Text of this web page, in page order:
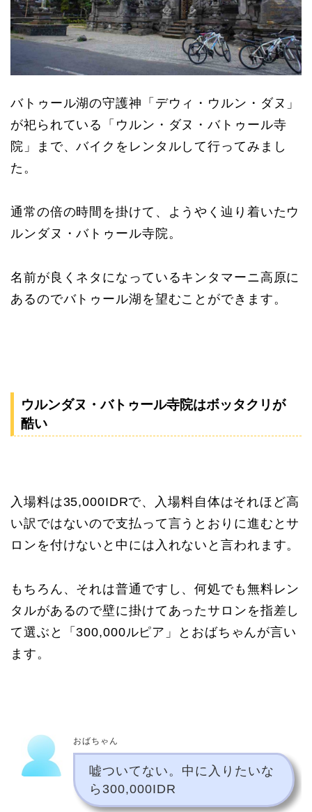
バトゥール湖の守護神「デウィ・ウルン・ダヌ」
が祀られている「ウルン・ダヌ・バトゥール寺
院」まで、バイクをレンタルして行ってみまし
た。
通常の倍の時間を掛けて、ようやく辿り着いたウ
ルンダヌ・バトゥール寺院。
名前が良くネタになっているキンタマーニ高原に
あるのでバトゥール湖を望むことができます。
ウルンダヌ・バトゥール寺院はボッタクリが
酷い
入場料は35,000IDRで、入場料自体はそれほど高
い訳ではないので支払って言うとおりに進むとサ
ロンを付けないと中には入れないと言われます。
もちろん、それは普通ですし、何処でも無料レン
タルがあるので壁に掛けてあったサロンを指差し
て選ぶと「300,000ルピア」とおばちゃんが言い
ます。
おばちゃん
嘘ついてない。中に入りたいな
ら300,000IDR